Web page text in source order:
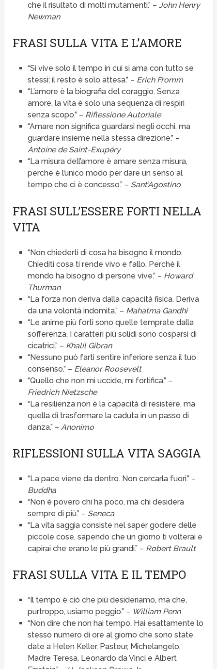
che il risultato di molti mutamenti.” – John Henry
Newman
FRASI SULLA VITA E L’AMORE
“Si vive solo il tempo in cui si ama con tutto se
stessi; il resto è solo attesa.” – Erich Fromm
“L’amore è la biografia del coraggio. Senza
amore, la vita è solo una sequenza di respiri
senza scopo.” – Riflessione Autoriale
“Amare non significa guardarsi negli occhi, ma
guardare insieme nella stessa direzione.” –
Antoine de Saint-Exupéry
“La misura dell’amore è amare senza misura,
perché è l’unico modo per dare un senso al
tempo che ci è concesso.” – Sant’Agostino
FRASI SULL’ESSERE FORTI NELLA
VITA
“Non chiederti di cosa ha bisogno il mondo.
Chiediti cosa ti rende vivo e fallo. Perché il
mondo ha bisogno di persone vive.” – Howard
Thurman
“La forza non deriva dalla capacità fisica. Deriva
da una volontà indomita.” – Mahatma Gandhi
“Le anime più forti sono quelle temprate dalla
sofferenza. I caratteri più solidi sono cosparsi di
cicatrici.” – Khalil Gibran
“Nessuno può farti sentire inferiore senza il tuo
consenso.” – Eleanor Roosevelt
“Quello che non mi uccide, mi fortifica.” –
Friedrich Nietzsche
“La resilienza non è la capacità di resistere, ma
quella di trasformare la caduta in un passo di
danza.” – Anonimo
RIFLESSIONI SULLA VITA SAGGIA
“La pace viene da dentro. Non cercarla fuori.” –
Buddha
“Non è povero chi ha poco, ma chi desidera
sempre di più.” – Seneca
“La vita saggia consiste nel saper godere delle
piccole cose, sapendo che un giorno ti volterai e
capirai che erano le più grandi.” – Robert Brault
FRASI SULLA VITA E IL TEMPO
“Il tempo è ciò che più desideriamo, ma che,
purtroppo, usiamo peggio.” – William Penn
“Non dire che non hai tempo. Hai esattamente lo
stesso numero di ore al giorno che sono state
date a Helen Keller, Pasteur, Michelangelo,
Madre Teresa, Leonardo da Vinci e Albert